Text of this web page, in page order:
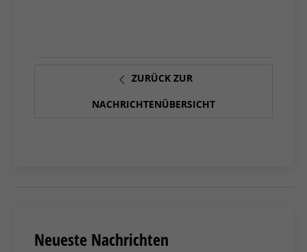
ZURÜCK ZUR
NACHRICHTENÜBERSICHT
Neueste Nachrichten